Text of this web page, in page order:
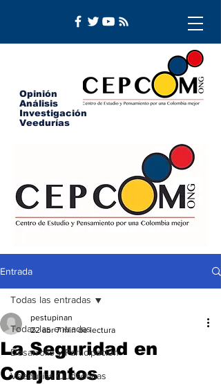
Opinión
Análisis
Investigación
Veedurías
Entrada
Todas las entradas
Desarrollo y Participación
Veedurías Ciudadanas
Todas las entradas
La Seguridad en
Conjuntos
pestupinan
22 abr 7 min de lectura